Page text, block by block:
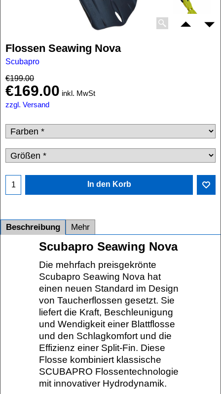
Flossen Seawing Nova
Scubapro
€199.00
€169.00 inkl. MwSt
zzgl. Versand
In den Korb
Beschreibung Mehr
Scubapro Seawing Nova
Die mehrfach preisgekrönte
Scubapro Seawing Nova hat
einen neuen Standard im Design
von Taucherflossen gesetzt. Sie
liefert die Kraft, Beschleunigung
und Wendigkeit einer Blattflosse
und den Schlagkomfort und die
Effizienz einer Split-Fin. Diese
Flosse kombiniert klassische
SCUBAPRO Flossentechnologie
mit innovativer Hydrodynamik.